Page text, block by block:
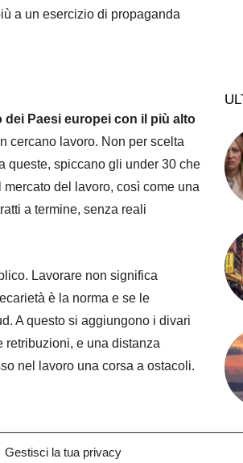
Gestisci la tua privacy
a un esercizio di propaganda
dei Paesi europei con il più alto
cercano lavoro. Non per scelta
queste, spiccano gli under 30 che
del lavoro, così come una
a termine, senza reali
Lavorare non significa
è la norma e se le
A questo si aggiungono i divari
retribuzioni, e una distanza
nel lavoro una corsa a ostacoli.
è un problema, perché eventuali